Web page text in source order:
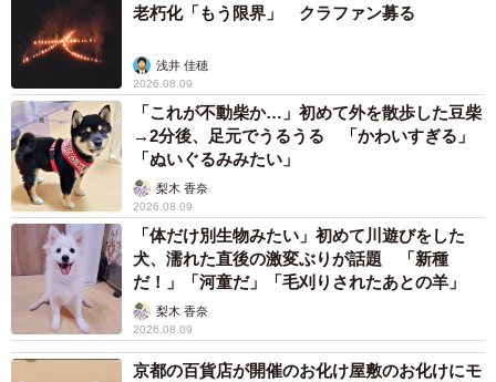
老朽化「もう限界」 クラファン募る
浅井 佳穂
2026.08.09
「これが不動柴か…」初めて外を散歩した豆柴
→2分後、足元でうるうる 「かわいすぎる」
「ぬいぐるみみたい」
梨木 香奈
2026.08.09
「体だけ別生物みたい」初めて川遊びをした
犬、濡れた直後の激変ぶりが話題 「新種
だ！」「河童だ」「毛刈りされたあとの羊」
梨木 香奈
2026.08.09
京都の百貨店が開催のお化け屋敷のお化けにモ